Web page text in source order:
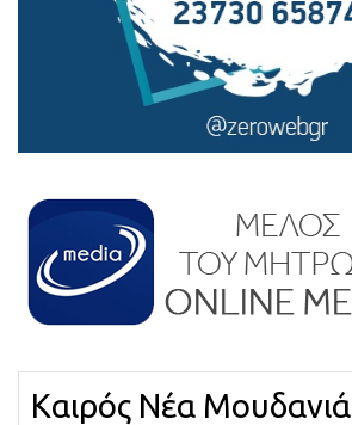
Καιρός Νέα Μουδανιά